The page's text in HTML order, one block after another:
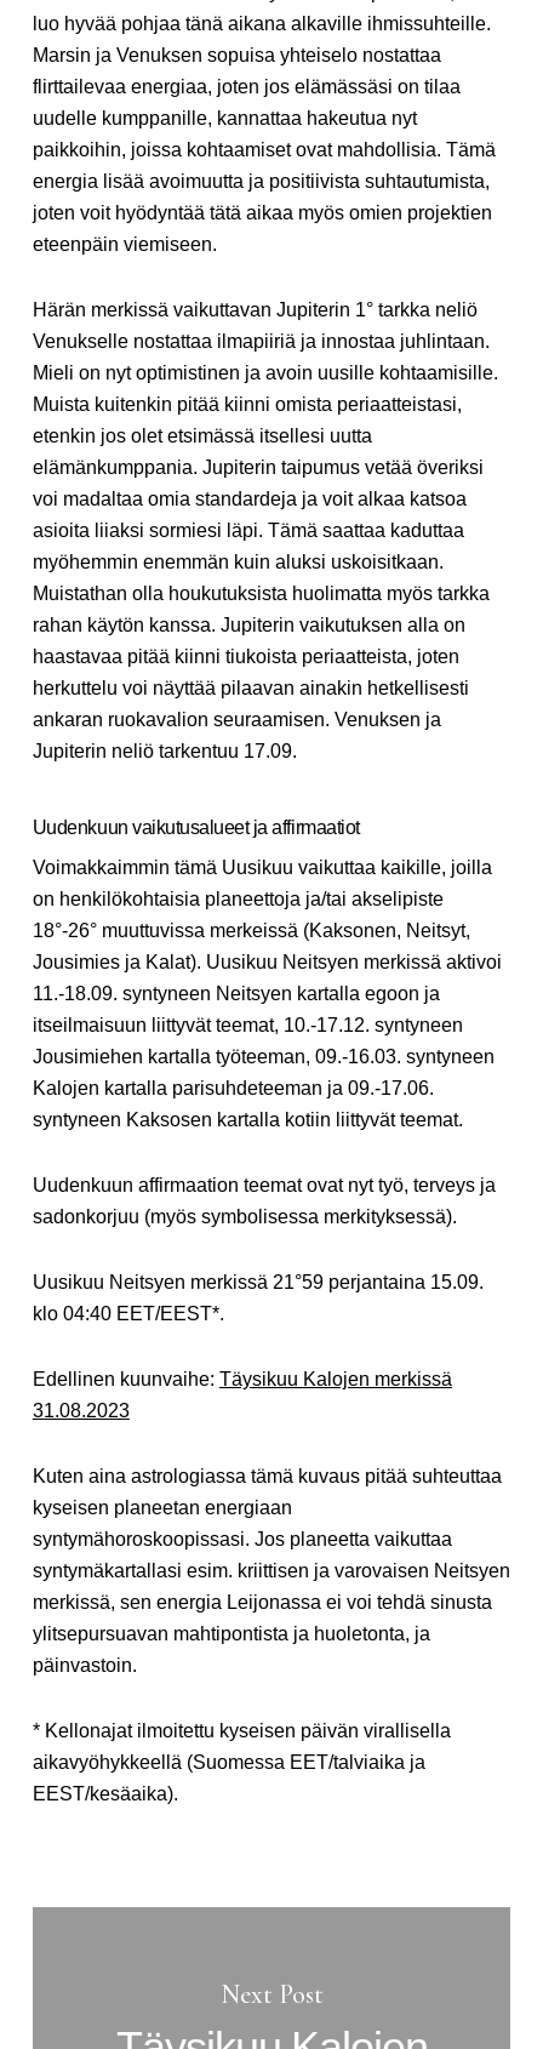
luo hyvää pohjaa tänä aikana alkaville ihmissuhteille.
Marsin ja Venuksen sopuisa yhteiselo nostattaa
flirttailevaa energiaa, joten jos elämässäsi on tilaa
uudelle kumppanille, kannattaa hakeutua nyt
paikkoihin, joissa kohtaamiset ovat mahdollisia. Tämä
energia lisää avoimuutta ja positiivista suhtautumista,
joten voit hyödyntää tätä aikaa myös omien projektien
eteenpäin viemiseen.
Härän merkissä vaikuttavan Jupiterin 1° tarkka neliö
Venukselle nostattaa ilmapiiriä ja innostaa juhlintaan.
Mieli on nyt optimistinen ja avoin uusille kohtaamisille.
Muista kuitenkin pitää kiinni omista periaatteistasi,
etenkin jos olet etsimässä itsellesi uutta
elämänkumppania. Jupiterin taipumus vetää överiksi
voi madaltaa omia standardeja ja voit alkaa katsoa
asioita liiaksi sormiesi läpi. Tämä saattaa kaduttaa
myöhemmin enemmän kuin aluksi uskoisitkaan.
Muistathan olla houkutuksista huolimatta myös tarkka
rahan käytön kanssa. Jupiterin vaikutuksen alla on
haastavaa pitää kiinni tiukoista periaatteista, joten
herkuttelu voi näyttää pilaavan ainakin hetkellisesti
ankaran ruokavalion seuraamisen. Venuksen ja
Jupiterin neliö tarkentuu 17.09.
Uudenkuun vaikutusalueet ja affirmaatiot
Voimakkaimmin tämä Uusikuu vaikuttaa kaikille, joilla
on henkilökohtaisia planeettoja ja/tai akselipiste
18°-26° muuttuvissa merkeissä (Kaksonen, Neitsyt,
Jousimies ja Kalat). Uusikuu Neitsyen merkissä aktivoi
11.-18.09. syntyneen Neitsyen kartalla egoon ja
itseilmaisuun liittyvät teemat, 10.-17.12. syntyneen
Jousimiehen kartalla työteeman, 09.-16.03. syntyneen
Kalojen kartalla parisuhdeteeman ja 09.-17.06.
syntyneen Kaksosen kartalla kotiin liittyvät teemat.
Uudenkuun affirmaation teemat ovat nyt työ, terveys ja
sadonkorjuu (myös symbolisessa merkityksessä).
Uusikuu Neitsyen merkissä 21°59 perjantaina 15.09.
klo 04:40 EET/EEST*.
Edellinen kuunvaihe: Täysikuu Kalojen merkissä
31.08.2023
Kuten aina astrologiassa tämä kuvaus pitää suhteuttaa
kyseisen planeetan energiaan
syntymähoroskoopissasi. Jos planeetta vaikuttaa
syntymäkartallasi esim. kriittisen ja varovaisen Neitsyen
merkissä, sen energia Leijonassa ei voi tehdä sinusta
ylitsepursuavan mahtipontista ja huoletonta, ja
päinvastoin.
* Kellonajat ilmoitettu kyseisen päivän virallisella
aikavyöhykkeellä (Suomessa EET/talviaika ja
EEST/kesäaika).
Next Post